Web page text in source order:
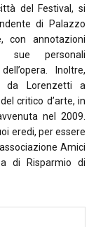
del Festival, si
di Palazzo
con annotazioni
sue personali
Inoltre,
da Lorenzetti a
critico d’arte, in
nel 2009.
eredi, per essere
Amici
di Risparmio di